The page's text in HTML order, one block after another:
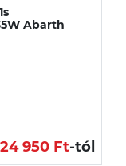
Abarth
24 950 Ft-tól